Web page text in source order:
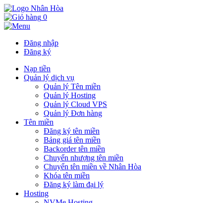
0
Đăng nhập
Đăng ký
Nạp tiền
Quản lý dịch vụ
Quản lý Tên miền
Quản lý Hosting
Quản lý Cloud VPS
Quản lý Đơn hàng
Tên miền
Đăng ký tên miền
Bảng giá tên miền
Backorder tên miền
Chuyển nhượng tên miền
Chuyển tên miền về Nhân Hòa
Khóa tên miền
Đăng ký làm đại lý
Hosting